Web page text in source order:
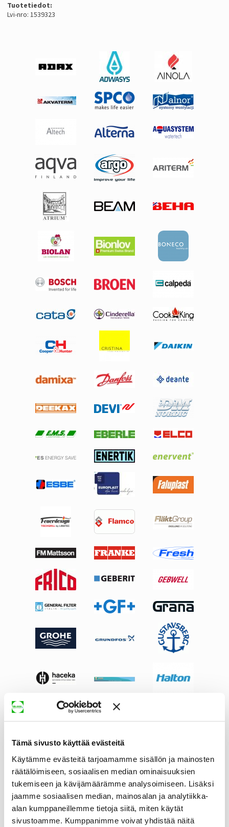
Tämä sivusto käyttää evästeitä
Käytämme evästeitä tarjoamamme sisällön ja mainosten
räätälöimiseen, sosiaalisen median ominaisuuksien
tukemiseen ja kävijämäärämme analysoimiseen. Lisäksi
jaamme sosiaalisen median, mainosalan ja analytiikka-
alan kumppaneillemme tietoja siitä, miten käytät
sivustoamme. Kumppanimme voivat yhdistää näitä
Tuotetiedot:
Lvi-nro: 1539323